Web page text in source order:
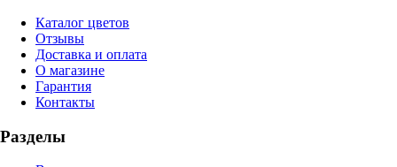
Каталог цветов
Отзывы
Доставка и оплата
О магазине
Гарантия
Контакты
Разделы